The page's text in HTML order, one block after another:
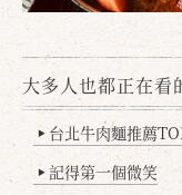
大多人也都正在
▶ 台北牛肉麵推薦
▶ 記得第一個微笑